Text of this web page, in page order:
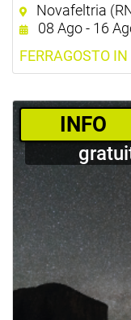
Novafeltria
08 Ago - 16
FERRAGOSTO
­INFO